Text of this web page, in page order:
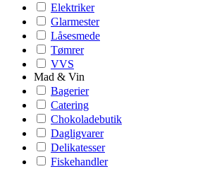
Elektriker
Glarmester
Låsesmede
Tømrer
VVS
Mad & Vin
Bagerier
Catering
Chokoladebutik
Dagligvarer
Delikatesser
Fiskehandler